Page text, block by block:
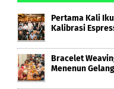
Pertama Kali
Kalibrasi
Bracelet
Menenun